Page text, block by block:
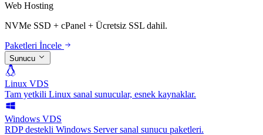
Web Hosting
NVMe SSD + cPanel + Ücretsiz SSL dahil.
Paketleri İncele
Sunucu
Linux VDS
Tam yetkili Linux sanal sunucular, esnek kaynaklar.
Windows VDS
RDP destekli Windows Server sanal sunucu paketleri.